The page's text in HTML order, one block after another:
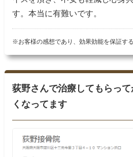
す。本当に有難いです。
※お客様の感想であり、効果効能を保証す
荻野さんで治療してもらっ
くなってます